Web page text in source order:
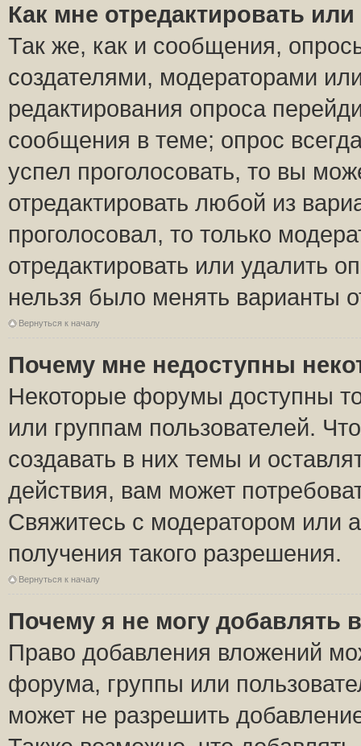
Как мне отредактировать
Так же, как и сообщения,
создателями, модераторами
редактирования опроса
сообщения в теме; опрос
успел проголосовать, то вы
отредактировать любой из
проголосовал, то только
отредактировать или удалить
нельзя было менять варианты
Вернуться к началу
Почему мне недоступны
Некоторые форумы доступны
или группам пользователей.
создавать в них темы и
действия, вам может
Свяжитесь с модератором или
получения такого разрешения.
Вернуться к началу
Почему я не могу добавлять
Право добавления вложений
форума, группы или
может не разрешить